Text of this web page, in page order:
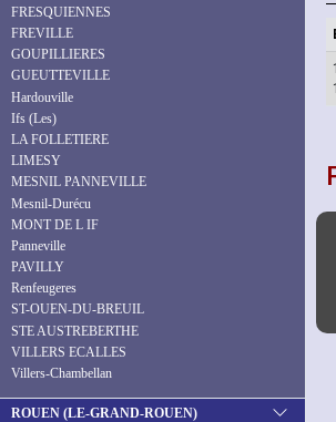
FRESQUIENNES
FREVILLE
GOUPILLIERES
GUEUTTEVILLE
Hardouville
Ifs (Les)
LA FOLLETIERE
LIMESY
MESNIL PANNEVILLE
Mesnil-Durécu
MONT DE L IF
Panneville
PAVILLY
Renfeugeres
ST-OUEN-DU-BREUIL
STE AUSTREBERTHE
VILLERS ECALLES
Villers-Chambellan
ROUEN (LE-GRAND-ROUEN)